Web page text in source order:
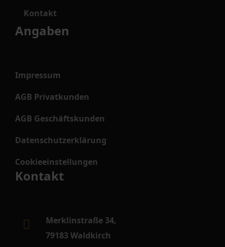
Kontakt
Angaben
Impressum
AGB Privatkunden
AGB Geschäftskunden
Datenschutzerklärung
Cookieeinstellungen
Kontakt
Merklinstraße 34,
79183 Waldkirch